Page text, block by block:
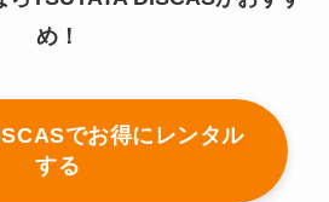
め！
でお得にレンタル
する